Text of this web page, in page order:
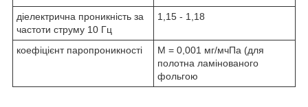
діелектрична проникність за
частоти струму 10 Гц
1,15 - 1,18
коефіцієнт паропроникності
M = 0,001 мг/мчПа (для
полотна ламінованого
фольгою